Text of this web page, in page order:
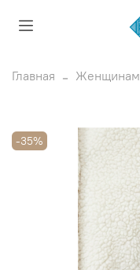
Главная Женщинам
-35%